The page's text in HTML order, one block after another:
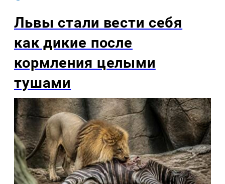
Львы стали вести себя
как дикие после
кормления целыми
тушами